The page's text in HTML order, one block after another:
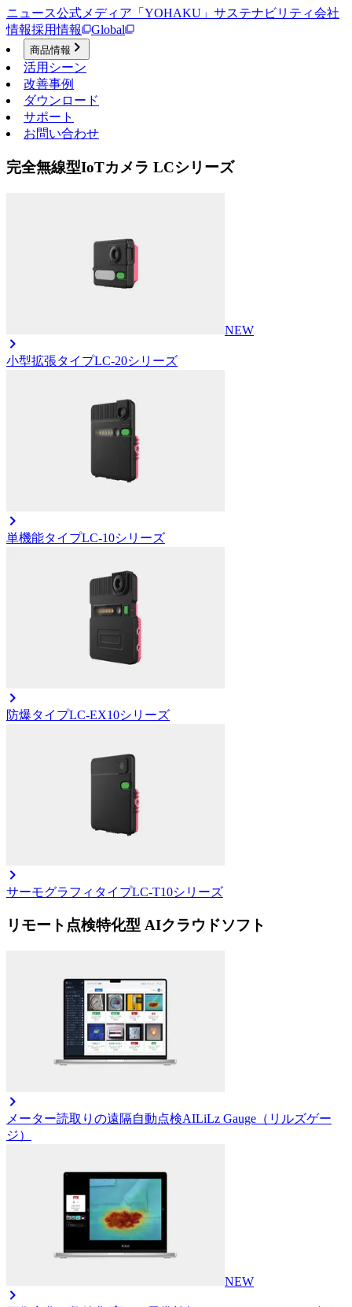
ニュース公式メディア「YOHAKU」 サステナビリティ会社
情報採用情報 Global
商品情報
活用シーン
改善事例
ダウンロード
サポート
お問い合わせ
完全無線型IoTカメラ LCシリーズ
NEW
小型拡張タイプLC-20シリーズ
単機能タイプLC-10シリーズ
防爆タイプLC-EX10シリーズ
サーモグラフィタイプLC-T10シリーズ
リモート点検特化型 AIクラウドソフト
メーター読取りの遠隔自動点検AILiLz Gauge（リルズゲー
ジ）
NEW